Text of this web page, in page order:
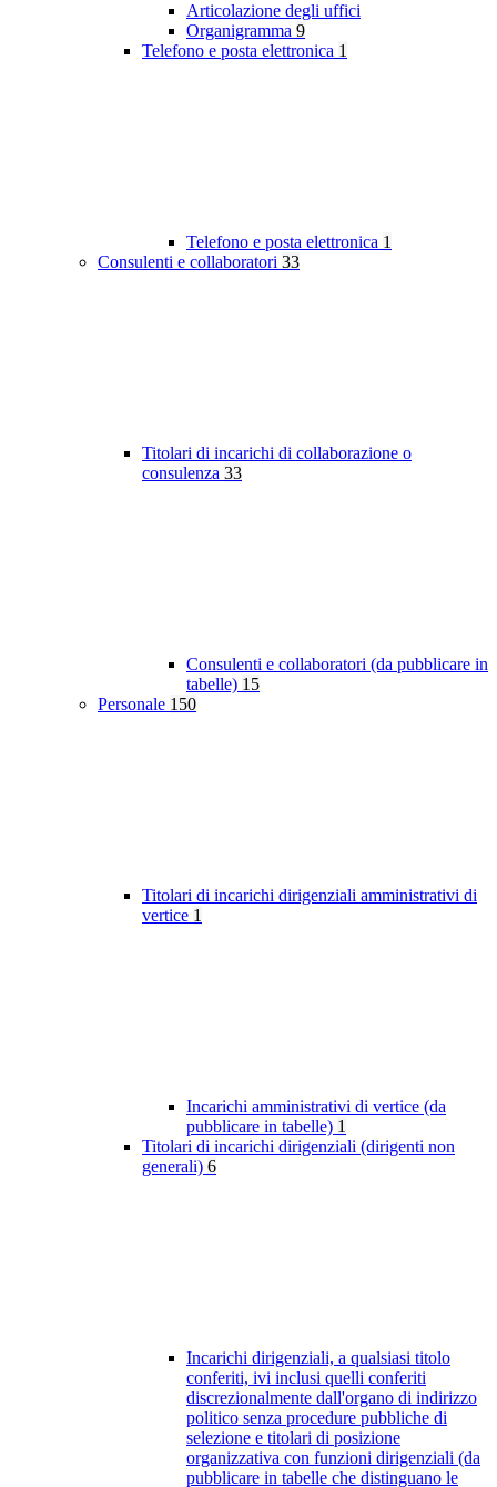
Articolazione degli uffici
Organigramma 9
Telefono e posta elettronica 1
Telefono e posta elettronica 1
Consulenti e collaboratori 33
Titolari di incarichi di collaborazione o
consulenza 33
Consulenti e collaboratori (da pubblicare in
tabelle) 15
Personale 150
Titolari di incarichi dirigenziali amministrativi di
vertice 1
Incarichi amministrativi di vertice (da
pubblicare in tabelle) 1
Titolari di incarichi dirigenziali (dirigenti non
generali) 6
Incarichi dirigenziali, a qualsiasi titolo
conferiti, ivi inclusi quelli conferiti
discrezionalmente dall'organo di indirizzo
politico senza procedure pubbliche di
selezione e titolari di posizione
organizzativa con funzioni dirigenziali (da
pubblicare in tabelle che distinguano le